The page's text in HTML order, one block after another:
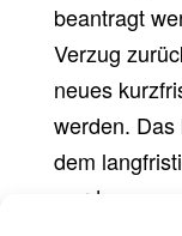
beantragt
Verzug
neues
werden.
dem
werden.